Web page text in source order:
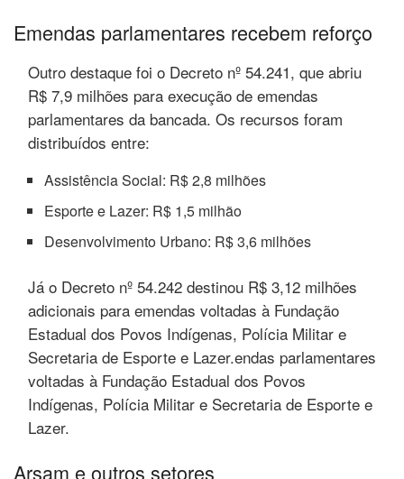
Emendas parlamentares recebem reforço
Outro destaque foi o Decreto nº 54.241, que abriu
R$ 7,9 milhões para execução de emendas
parlamentares da bancada. Os recursos foram
distribuídos entre:
Assistência Social: R$ 2,8 milhões
Esporte e Lazer: R$ 1,5 milhão
Desenvolvimento Urbano: R$ 3,6 milhões
Já o Decreto nº 54.242 destinou R$ 3,12 milhões
adicionais para emendas voltadas à Fundação
Estadual dos Povos Indígenas, Polícia Militar e
Secretaria de Esporte e Lazer.endas parlamentares
voltadas à Fundação Estadual dos Povos
Indígenas, Polícia Militar e Secretaria de Esporte e
Lazer.
Arsam e outros setores